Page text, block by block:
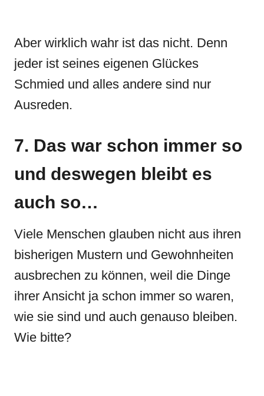
Aber wirklich wahr ist das nicht. Denn
jeder ist seines eigenen Glückes
Schmied und alles andere sind nur
Ausreden.
7. Das war schon immer so
und deswegen bleibt es
auch so…
Viele Menschen glauben nicht aus ihren
bisherigen Mustern und Gewohnheiten
ausbrechen zu können, weil die Dinge
ihrer Ansicht ja schon immer so waren,
wie sie sind und auch genauso bleiben.
Wie bitte?